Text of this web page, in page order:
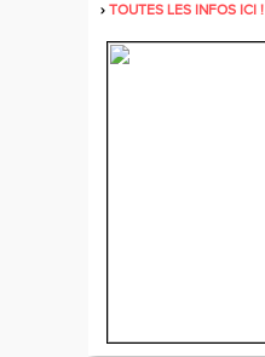
› TOUTES LES INFOS ICI !